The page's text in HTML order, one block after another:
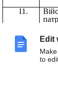
Edit
to
11.
12.